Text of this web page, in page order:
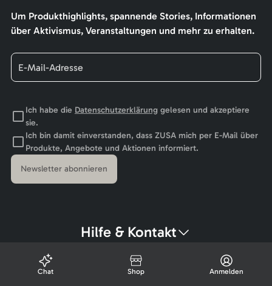
Um Produkthighlights, spannende Stories, Informationen
über Aktivismus, Veranstaltungen und mehr zu erhalten.
Ich habe die Datenschutzerklärunggelesen und akzeptiere
sie.
Ich bin damit einverstanden, dass ZUSA mich per E-Mail über
Produkte, Angebote und Aktionen informiert.
Newsletter abonnieren
Hilfe & Kontakt
Chat Shop Anmelden